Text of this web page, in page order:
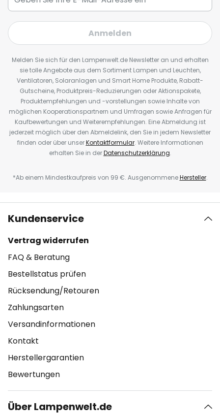
Anmelden
Melden Sie sich für den Lampenwelt.de Newsletter an und erhalten
sie tolle Angebote aus dem Sortiment Lampen und Leuchten,
Ventilatoren, Solaranlagen und Smart Home Produkte, Rabatt-
Gutscheine, Produktpreis-Reduzierungen oder Aktionspakete,
Produktempfehlungen und -vorstellungen sowie Inhalte von
möglichen Kooperationspartnern und Umfragen sowie Anfragen für
Kaufbewertungen und Weiterempfehlungen. Eine Abmeldung ist
jederzeit möglich über den Abmeldelink, den Sie in jedem Newsletter
finden oder über unserKontaktformular. Weitere Informationen
erhalten Sie in derDatenschutzerklärung.
*Ab einem Mindestkaufpreis von 99 €. AusgenommeneHersteller.
Kundenservice
Vertrag widerrufen
FAQ & Beratung
Bestellstatus prüfen
Rücksendung/Retouren
Zahlungsarten
Versandinformationen
Kontakt
Herstellergarantien
Bewertungen
Über Lampenwelt.de